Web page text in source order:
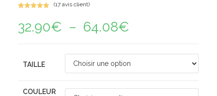
sur 5
basé sur
(17 avis client)
32.90€ – 64.08€
TAILLE
COULEUR